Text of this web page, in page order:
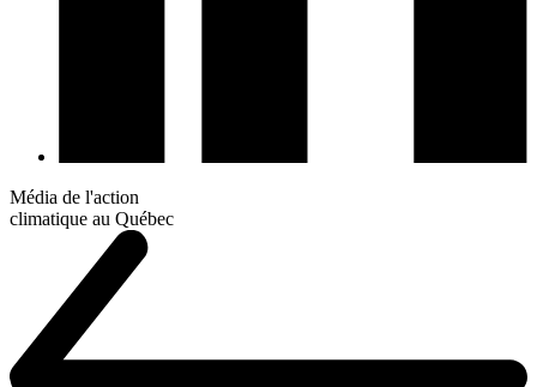
Média de l'action
climatique au Québec